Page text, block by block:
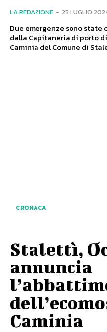
LA REDAZIONE - 25 LUGLIO
Due emergenze sono
dalla Capitaneria di porto
Caminia del Comune di
CRONACA
Stalettì,
annuncia
Caminia